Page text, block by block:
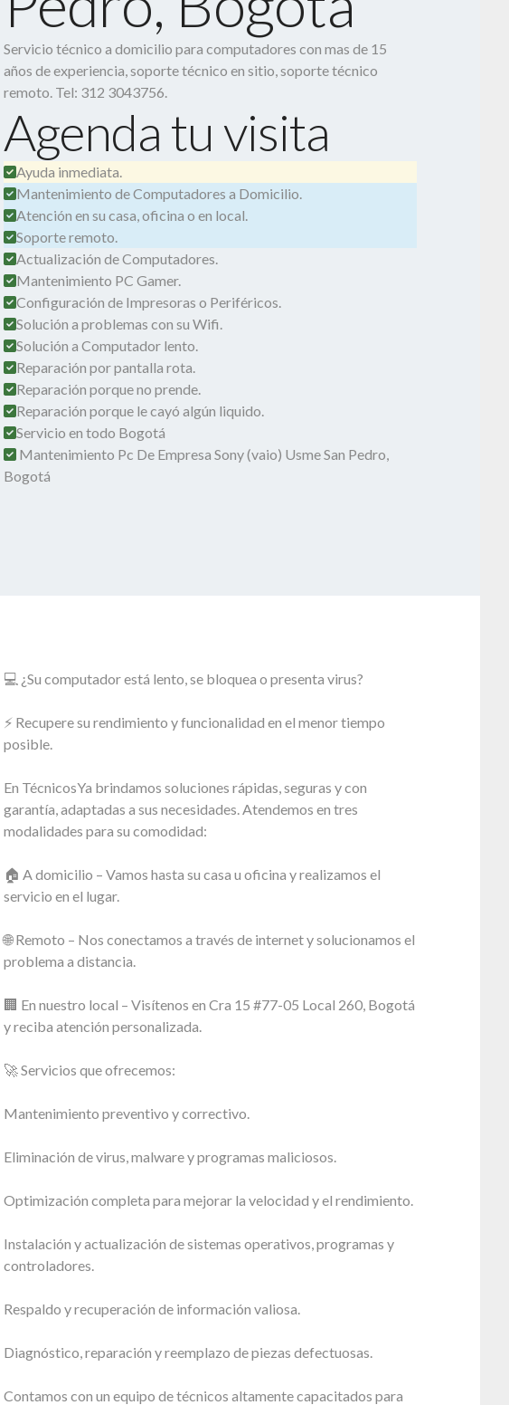
Servicio técnico a domicilio para computadores con mas de 15
años de experiencia, soporte técnico en sitio, soporte técnico
remoto. Tel: 312 3043756.
Agenda tu visita
Ayuda inmediata.
Mantenimiento de Computadores a Domicilio.
Atención en su casa, oficina o en local.
Soporte remoto.
Actualización de Computadores.
Mantenimiento PC Gamer.
Configuración de Impresoras o Periféricos.
Solución a problemas con su Wifi.
Solución a Computador lento.
Reparación por pantalla rota.
Reparación porque no prende.
Reparación porque le cayó algún liquido.
Servicio en todo Bogotá
Mantenimiento Pc De Empresa Sony (vaio) Usme San Pedro,
Bogotá
💻 ¿Su computador está lento, se bloquea o presenta virus?
⚡ Recupere su rendimiento y funcionalidad en el menor tiempo
posible.
En TécnicosYa brindamos soluciones rápidas, seguras y con
garantía, adaptadas a sus necesidades. Atendemos en tres
modalidades para su comodidad:
🏠 A domicilio – Vamos hasta su casa u oficina y realizamos el
servicio en el lugar.
🌐 Remoto – Nos conectamos a través de internet y solucionamos el
problema a distancia.
🏢 En nuestro local – Visítenos en Cra 15 #77-05 Local 260, Bogotá
y reciba atención personalizada.
🚀 Servicios que ofrecemos:
Mantenimiento preventivo y correctivo.
Eliminación de virus, malware y programas maliciosos.
Optimización completa para mejorar la velocidad y el rendimiento.
Instalación y actualización de sistemas operativos, programas y
controladores.
Respaldo y recuperación de información valiosa.
Diagnóstico, reparación y reemplazo de piezas defectuosas.
Contamos con un equipo de técnicos altamente capacitados para